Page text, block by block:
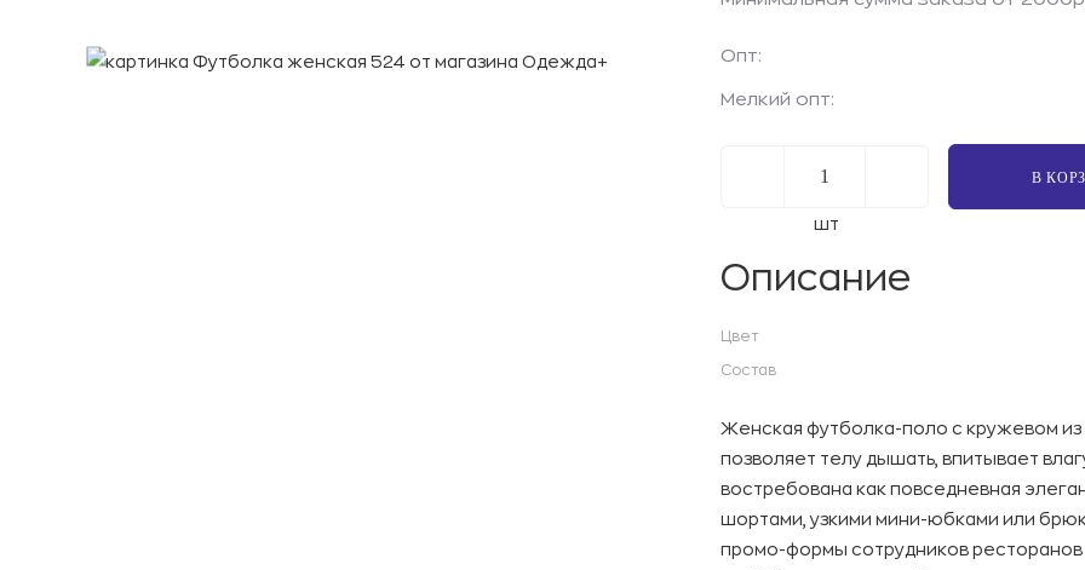
Опт:
Мелкий опт:
шт
В
Описание
Цвет
Состав
Женская футболка-поло с кружевом из
позволяет телу дышать, впитывает
востребована как повседневная
шортами, узкими мини-юбками или
промо-формы сотрудников